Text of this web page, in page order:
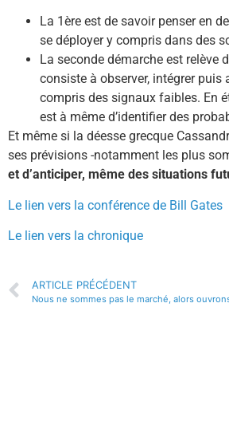
La 1ère est de savoir penser en
se déployer y compris dans des
La seconde démarche est relève
consiste à observer, intégrer puis
compris des signaux faibles. En
est à même d’identifier des
Et même si la déesse grecque
ses prévisions -notamment les plus
et d’anticiper, même des situations
Le lien vers la conférence de Bill Gates
Le lien vers la chronique
ARTICLE PRÉCÉDENT